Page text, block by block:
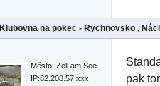
Klubovna na pokec - Rychnovsko ,
Město: Zell am See
IP:82.208.57.xxx
pak